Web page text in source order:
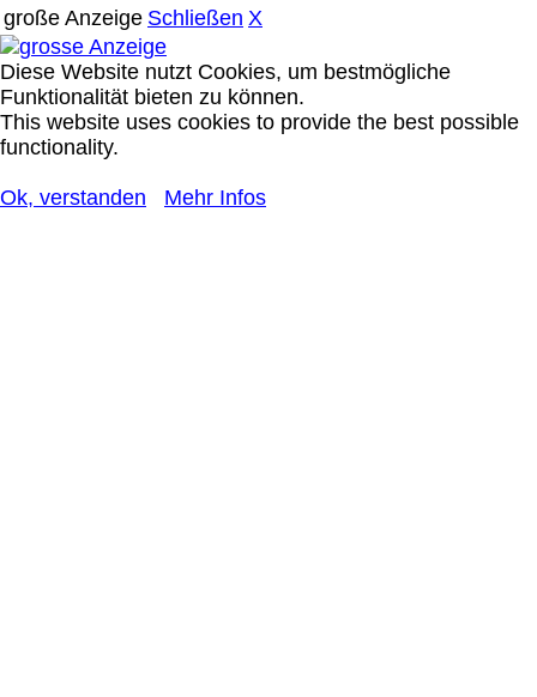
große Anzeige Schließen X
Diese Website nutzt Cookies, um bestmögliche
Funktionalität bieten zu können.
This website uses cookies to provide the best possible
functionality.
Ok, verstanden Mehr Infos